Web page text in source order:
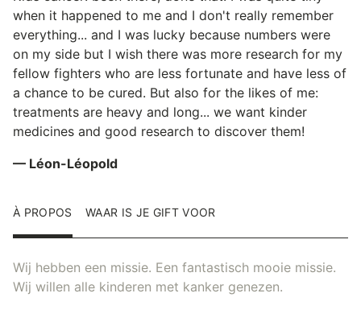
when it happened to me and I don't really remember
everything... and I was lucky because numbers were
on my side but I wish there was more research for my
fellow fighters who are less fortunate and have less of
a chance to be cured. But also for the likes of me:
treatments are heavy and long... we want kinder
medicines and good research to discover them!
— Léon-Léopold
À PROPOS WAAR IS JE GIFT VOOR
Wij hebben een missie. Een fantastisch mooie missie.
Wij willen alle kinderen met kanker genezen.